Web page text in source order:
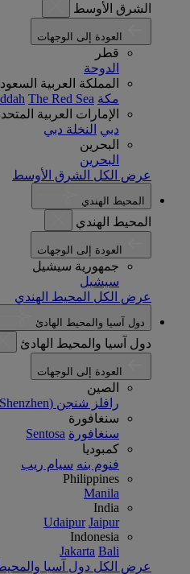
الشرق الأوسط
قطر
الدوحة
المملكة العربية
مكة The Red Sea
الإمارات العربية
دبي النخلة دبي
البحرين
البحرين
عرض الكل الشرق الأوسط
المحيط الهندي
المحيط الهندي
جمهورية سيشيل
سيشيل
عرض الكل المحيط الهندي
دول آسيا والمحيط الهادئ
دول آسيا والمحيط الهادئ
الصين
رافلز شنجن (Raffles Shenzhen)
سنغافورة
سنغافورة Sentosa
كمبوديا
فنوم بنه سيام ريب
Philippines
Manila
India
Udaipur Jaipur
Indonesia
Jakarta Bali
عرض الكل دول آسيا